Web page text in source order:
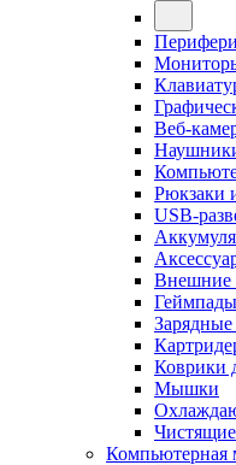
Веб-
Рюкзаки
USB-
Внешние
Геймпады
Зарядные
Коврики
Мышки
Компьютерная